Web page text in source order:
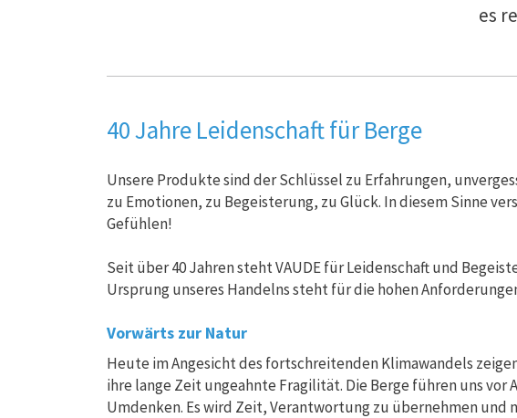
es
40 Jahre Leidenschaft für Berge
Unsere Produkte sind der Schlüssel zu Erfahrungen,
zu Emotionen, zu Begeisterung, zu Glück. In diesem Sinne
Gefühlen!
Seit über 40 Jahren steht VAUDE für Leidenschaft und
Ursprung unseres Handelns steht für die hohen
Vorwärts zur Natur
Heute im Angesicht des fortschreitenden Klimawandels
ihre lange Zeit ungeahnte Fragilität. Die Berge führen uns vor
Umdenken. Es wird Zeit, Verantwortung zu übernehmen und